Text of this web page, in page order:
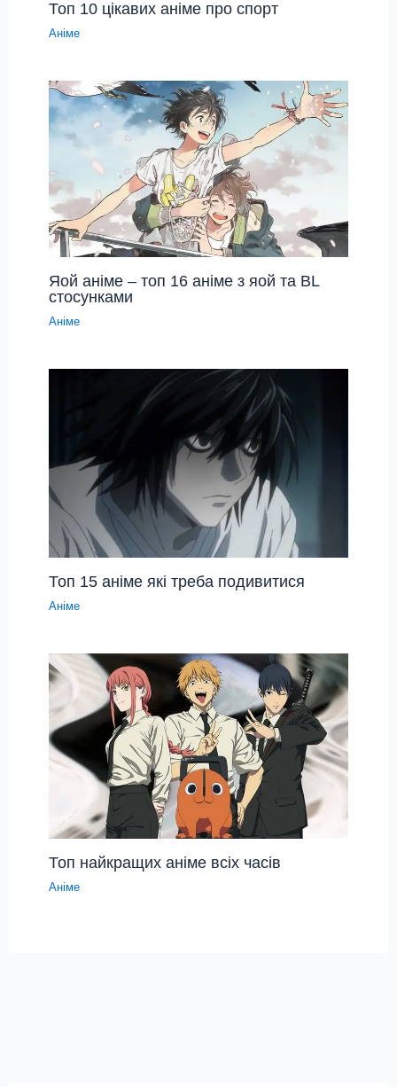
Топ 10 цікавих аніме про спорт
Аніме
Яой аніме – топ 16 аніме з яой та BL
стосунками
Аніме
Топ 15 аніме які треба подивитися
Аніме
Топ найкращих аніме всіх часів
Аніме